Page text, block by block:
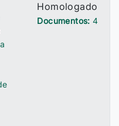
Homologado
Documentos:4